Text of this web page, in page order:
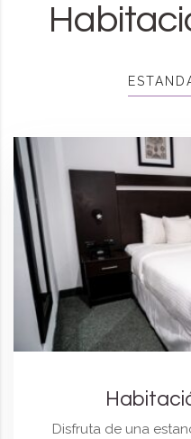
Disfruta de una